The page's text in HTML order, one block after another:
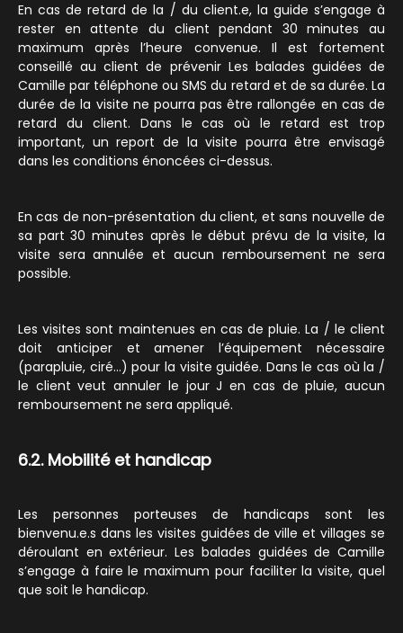
En cas de retard de la / du client.e, la guide s’engage à
rester en attente du client pendant 30 minutes au
maximum après l’heure convenue. Il est fortement
conseillé au client de prévenir Les balades guidées de
Camille par téléphone ou SMS du retard et de sa durée. La
durée de la visite ne pourra pas être rallongée en cas de
retard du client. Dans le cas où le retard est trop
important, un report de la visite pourra être envisagé
dans les conditions énoncées ci-dessus.
En cas de non-présentation du client, et sans nouvelle de
sa part 30 minutes après le début prévu de la visite, la
visite sera annulée et aucun remboursement ne sera
possible.
Les visites sont maintenues en cas de pluie. La / le client
doit anticiper et amener l’équipement nécessaire
(parapluie, ciré…) pour la visite guidée. Dans le cas où la /
le client veut annuler le jour J en cas de pluie, aucun
remboursement ne sera appliqué.
6.2. Mobilité et handicap
Les personnes porteuses de handicaps sont les
bienvenu.e.s dans les visites guidées de ville et villages se
déroulant en extérieur. Les balades guidées de Camille
s’engage à faire le maximum pour faciliter la visite, quel
que soit le handicap.